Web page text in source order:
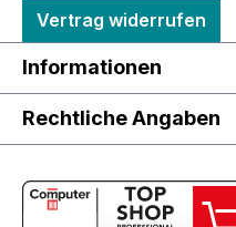
Vertrag widerrufen
Informationen
Rechtliche Angaben